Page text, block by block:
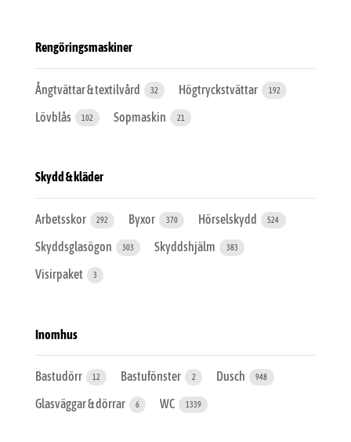
Rengöringsmaskiner
Ångtvättar & textilvård 32 Högtryckstvättar 192
Lövblås 102 Sopmaskin 21
Skydd & kläder
Arbetsskor 292 Byxor 370 Hörselskydd 524
Skyddsglasögon 303 Skyddshjälm 383
Visirpaket 3
Inomhus
Bastudörr 12 Bastufönster 2 Dusch 948
Glasväggar & dörrar 6 WC 1339